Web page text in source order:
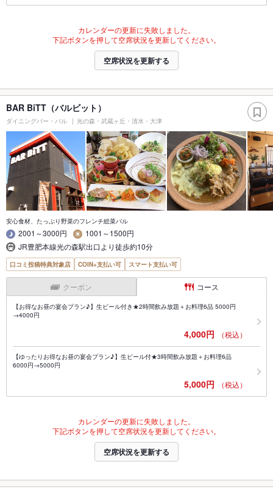
カレンダーの更新に失敗しました。
下記ボタンを押して空席状況を更新してください。
空席状況を更新する
BAR BiTT（バルビット）
ダイニングバー・バル 光の森・武蔵ヶ丘・清水・大津
安心食材、たっぷり野菜のフレンチ総菜バル
2001～3000円
1001～1500円
JR豊肥本線光の森駅出口より徒歩約10分
口コミ投稿特典対象店 COIN+支払い可 スマート支払い可
クーポン コース
【お得なお昼の宴会プラン♪】生ビール付き★2時間飲み放題＋お料理6品 5000円
→4000円
4,000円 （税込）
【ゆったりお得なお昼の宴会プラン♪】生ビール付★3時間飲み放題＋お料理6品
6000円→5000円
5,000円 （税込）
カレンダーの更新に失敗しました。
下記ボタンを押して空席状況を更新してください。
空席状況を更新する